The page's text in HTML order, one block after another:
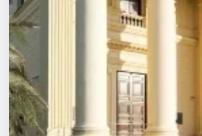
Площадки
Артисты
Рейтинги